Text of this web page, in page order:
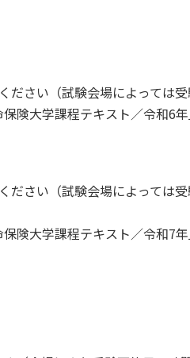
さい（試験会場によっては受
険大学課程テキスト／令和6年
さい（試験会場によっては受
険大学課程テキスト／令和7年